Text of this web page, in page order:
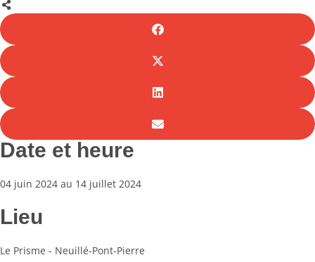
Date et heure
04 juin 2024 au 14 juillet 2024
Lieu
Le Prisme - Neuillé-Pont-Pierre